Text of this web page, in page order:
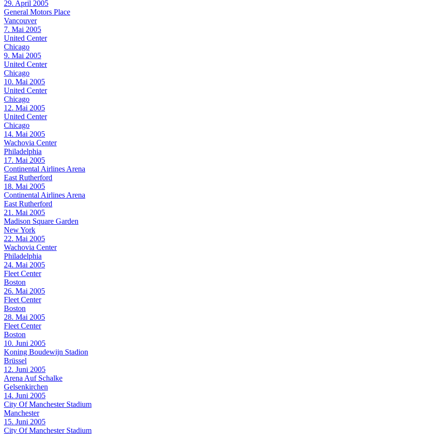
29. April 2005
General Motors Place
Vancouver
7. Mai 2005
United Center
Chicago
9. Mai 2005
United Center
Chicago
10. Mai 2005
United Center
Chicago
12. Mai 2005
United Center
Chicago
14. Mai 2005
Wachovia Center
Philadelphia
17. Mai 2005
Continental Airlines Arena
East Rutherford
18. Mai 2005
Continental Airlines Arena
East Rutherford
21. Mai 2005
Madison Square Garden
New York
22. Mai 2005
Wachovia Center
Philadelphia
24. Mai 2005
Fleet Center
Boston
26. Mai 2005
Fleet Center
Boston
28. Mai 2005
Fleet Center
Boston
10. Juni 2005
Koning Boudewijn Stadion
Brüssel
12. Juni 2005
Arena Auf Schalke
Gelsenkirchen
14. Juni 2005
City Of Manchester Stadium
Manchester
15. Juni 2005
City Of Manchester Stadium